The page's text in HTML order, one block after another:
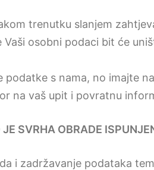
trenutku slanjem
Vaši osobni podaci bit će
s nama, no imajte
na vaš upit i povratnu
SVRHA OBRADE
i zadržavanje podataka